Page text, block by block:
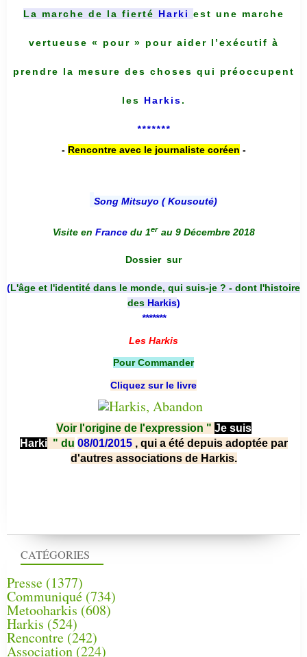
CATÉGORIES
Presse (1377)
Communiqué (734)
Metooharkis (608)
Harkis (524)
Rencontre (242)
Association (224)
La marche de la fierté Harki est une marche
vertueuse « pour » pour aider l’exécutif à
prendre la mesure des choses qui préoccupent
les Harkis.
*******
- Rencontre avec le journaliste coréen -
Song Mitsuyo ( Kousouté)
Visite en France du 1er au 9 Décembre 2018
Dossier sur
(L'âge et l'identité dans le monde, qui suis-je ? - dont l'histoire
des Harkis)
*******
Les Harkis
Pour Commander
Cliquez sur le livre
Voir l'origine de l'expression " Je suis
Harki " du 08/01/2015 , qui a été depuis adoptée par
d'autres associations de Harkis.